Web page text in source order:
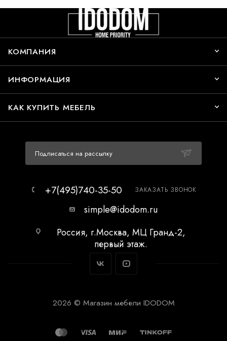
КОМПАНИЯ
ИНФОРМАЦИЯ
КАК КУПИТЬ МЕБЕЛЬ
Подписаться на рассылку
+7(495)740-35-50 ЗАКАЗАТЬ ЗВОНОК
simple@idodom.ru
Россия, г.Москва, МЦ Гранд-2,
первый этаж.
2026 © Магазин мебели IDODOM